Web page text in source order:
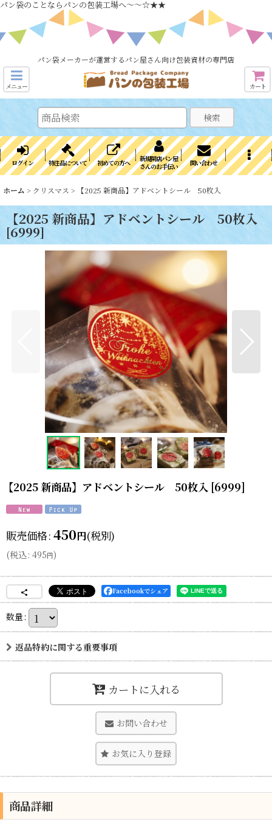
パン袋のことならパンの包装工場へ～～☆★★
パン袋メーカーが運営するパン屋さん向け包装資材の専門店
メニュー カート
検索
ログイン 特注品について 初めての方へ
新規開店パン屋
さんのお手伝い
問い合わせ
ホーム > クリスマス > 【2025 新商品】アドベントシール 50枚入
【2025 新商品】アドベントシール 50枚入
[6999]
【2025 新商品】アドベントシール 50枚入 [6999]
販売価格: 450円(税別)
(税込: 495円)
Facebookでシェア
数量:
返品特約に関する重要事項
カートに入れる
お問い合わせ
お気に入り登録
商品詳細